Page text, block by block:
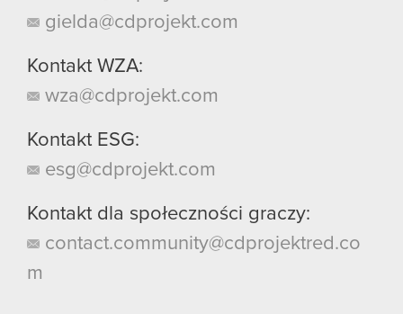
gielda@cdprojekt.com
Kontakt WZA:
wza@cdprojekt.com
Kontakt ESG:
esg@cdprojekt.com
Kontakt dla społeczności graczy:
contact.community@cdprojektred.co
m